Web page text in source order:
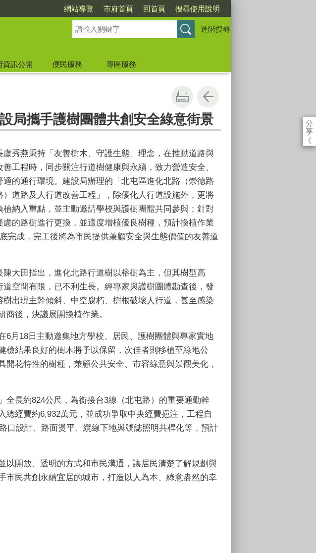
網站導覽 市府首頁 回首頁 搜尋使用說明
進階搜尋
資訊公開 便民服務
專區服務
分
享
《
局攜手護樹團體共創安全綠意街景
盧秀燕秉持「友善樹木、守護生態」理念，在推動道路與
善工程時，同步關注行道樹健康與永續，致力營造安全、
適的通行環境。建設局辦理的「北屯區進化北路（崇德路
）道路及人行道改善工程」，除優化人行道設施外，更將
植納入重點，並主動邀請學校與護樹團體共同參與；針對
慮的路樹進行更換，並適度增植優良樹種，預計換植作業
完成，完工後將為市民提供兼顧安全與生態價值的友善道
陳大田指出，進化北路行道樹以榕樹為主，但其樹型高
道空間有限，已不利生長。經專家與護樹團體勘查後，發
樹出現主幹傾斜、中空腐朽、樹根破壞人行道，甚至感染
後，決議展開換植作業。
6月 18 日主動邀集地方學校、居民、護樹團體與專家實地
結果良好的樹木將予以保留，次佳者則移植至綠地公
花特性的樹種，兼顧公共安全、市容綠意與景觀美化，
全長約824公尺，為銜接台3線（北屯路）的重要通勤幹
總經費約6,932萬元，並成功爭取中央經費挹注，工程自
口設計、路面燙平、纜線下地與號誌照明共桿化等，預計
開放、透明的方式和市民溝通，讓居民清楚了解規劃與
民共創永續宜居的城市，打造以人為本、綠意盎然的幸